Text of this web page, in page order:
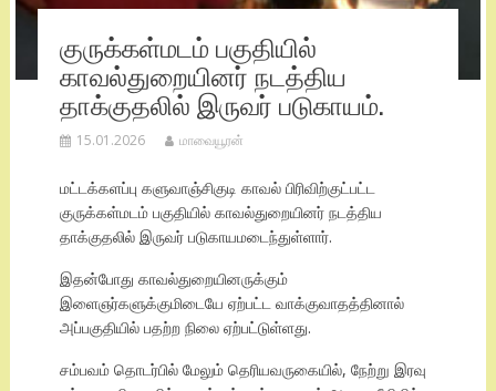
குருக்கள்மடம் பகுதியில்
காவல்துறையினர் நடத்திய
தாக்குதலில் இருவர் படுகாயம்.
15.01.2026 மாவையூரன்
மட்டக்களப்பு களுவாஞ்சிகுடி காவல் பிரிவிற்குட்பட்ட
குருக்கள்மடம் பகுதியில் காவல்துறையினர் நடத்திய
தாக்குதலில் இருவர் படுகாயமடைந்துள்ளார்.
இதன்போது காவல்துறையினருக்கும்
இளைஞர்களுக்குமிடையே ஏற்பட்ட வாக்குவாதத்தினால்
அப்பகுதியில் பதற்ற நிலை ஏற்பட்டுள்ளது.
சம்பவம் தொடர்பில் மேலும் தெரியவருகையில், நேற்று இரவு